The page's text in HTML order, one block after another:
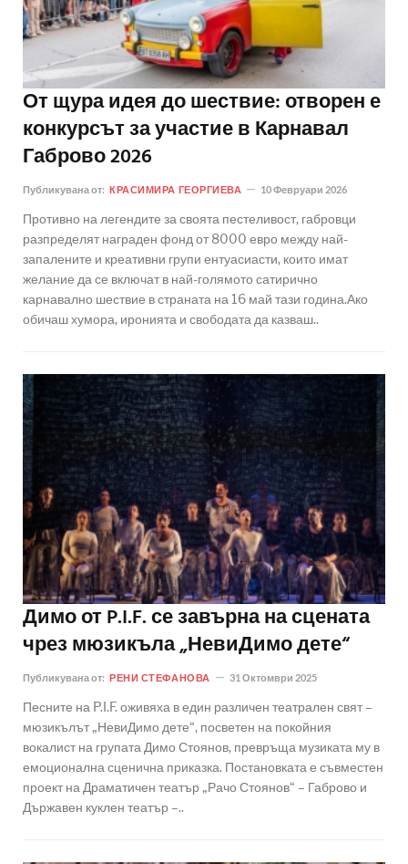
От щура идея до шествие: отворен е
конкурсът за участие в Карнавал
Габрово 2026
Публикувана от: КРАСИМИРА ГЕОРГИЕВА 10 Февруари 2026
Противно на легендите за своята пестеливост, габровци
разпределят награден фонд от 8000 евро между най-
запалените и креативни групи ентуасиасти, които имат
желание да се включат в най-голямото сатирично
карнавално шествие в страната на 16 май тази година.Ако
обичаш хумора, иронията и свободата да казваш..
Димо от P.I.F. се завърна на сцената
чрез мюзикъла „НевиДимо дете“
Публикувана от: РЕНИ СТЕФАНОВА 31 Октомври 2025
Песните на P.I.F. оживяха в един различен театрален свят –
мюзикълът „НевиДимо дете“, посветен на покойния
вокалист на групата Димо Стоянов, превръща музиката му в
емоционална сценична приказка. Постановката е съвместен
проект на Драматичен театър „Рачо Стоянов“ – Габрово и
Държавен куклен театър –..